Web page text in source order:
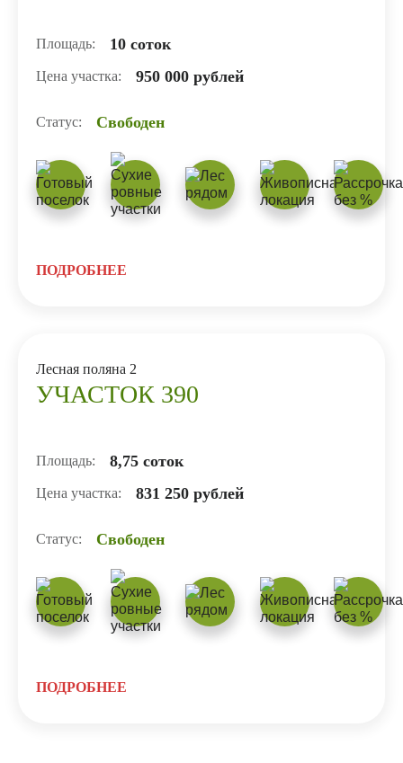
Площадь: 10 соток
Цена участка: 950 000 рублей
Статус: Свободен
ПОДРОБНЕЕ
Лесная поляна 2
УЧАСТОК 390
Площадь: 8,75 соток
Цена участка: 831 250 рублей
Статус: Свободен
ПОДРОБНЕЕ